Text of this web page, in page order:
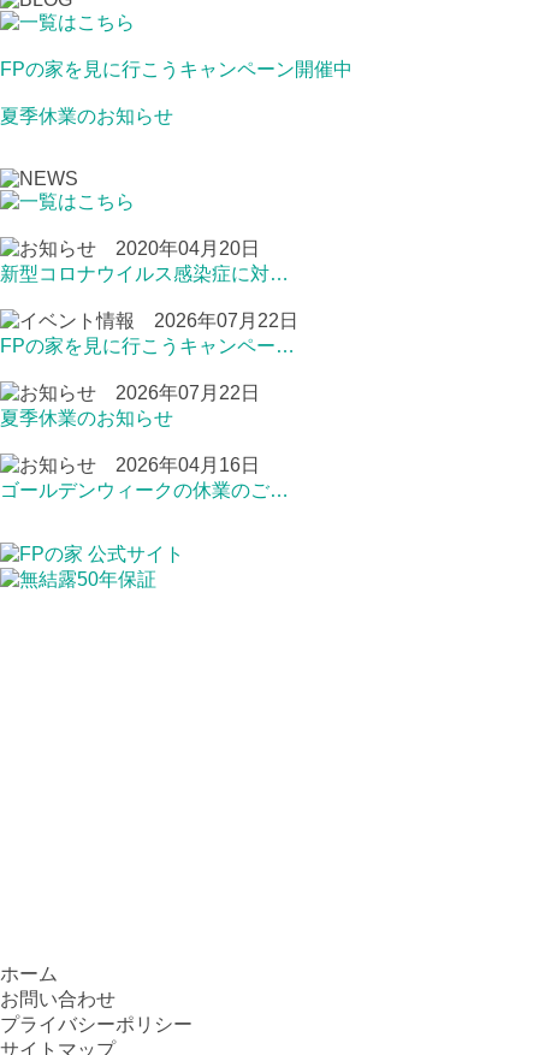
FPの家を見に行こうキャンペーン開催中
夏季休業のお知らせ
2020年04月20日
新型コロナウイルス感染症に対…
2026年07月22日
FPの家を見に行こうキャンペー…
2026年07月22日
夏季休業のお知らせ
2026年04月16日
ゴールデンウィークの休業のご…
ホーム
お問い合わせ
プライバシーポリシー
サイトマップ